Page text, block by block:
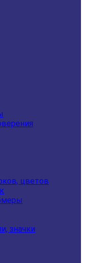
цветов
значки